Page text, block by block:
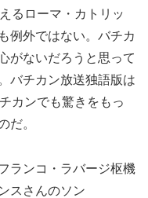
るローマ・カトリッ
例外ではない。バチカ
がないだろうと思って
バチカン放送独語版は
カンでも驚きをもっ
だ。
ランコ・ラバージ枢機
スさんのソン